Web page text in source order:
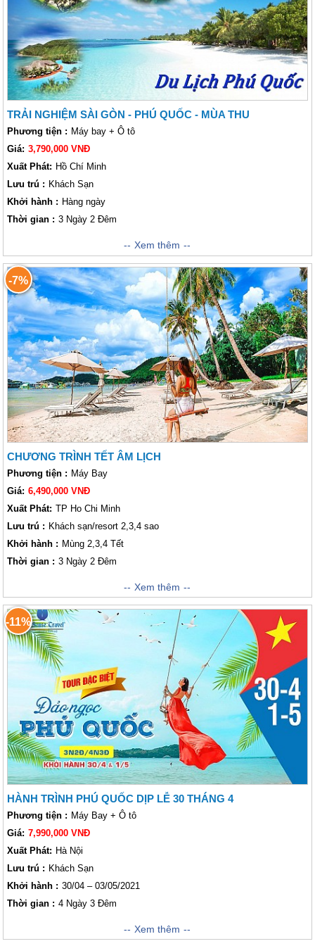
và đẹp nhất thế giới của đảo cùng với hành trình khám phá trọn vẹn Đảo
Ngọc và chương trình ra khơi câu cá, lặn ngắm san hô, khám phá đảo
hoang kỳ thú..
TRẢI NGHIỆM SÀI GÒN - PHÚ QUỐC - MÙA THU
Phương tiện : Máy bay + Ô tô
Giá: 3,790,000 VNĐ
Xuất Phát: Hồ Chí Minh
Lưu trú : Khách Sạn
Khởi hành : Hàng ngày
Thời gian : 3 Ngày 2 Đêm
Vietsense Travel giới thiệu đến quý khách Hành Trình khám phá
Phú Quốc 3 Ngày 2 Đêmvới nhiều ưu đãi, giá rẻ vô cùng hấp dẫn cùng
rất nhiều hoạt động thú vị hấp dẫn như lặn biển ngắm san hô, câu cá
mực, thăm nhà tù ,... Đồng hành cùng chúng tôi quý khách còn được
nghỉ ngơi ở những bãi biển tuyệt đẹp.Hơn thế, Lữ khách sẽ có cơ hội
thưởng thức những món ăn ngon, hấp dẫn mang đậm hương vị địa
phương. Hãy để Vietsense Travel đồng hành cùng bạn trong chuyến đi
này. Chắc chắn bạn sẽ có chuyến đi vui vẻ và đáng nhớ đấy !
Xem thêm
-7%
CHƯƠNG TRÌNH TẾT ÂM LỊCH
Phương tiện : Máy Bay
Giá: 6,490,000 VNĐ
Xuất Phát: TP Ho Chi Minh
Lưu trú : Khách sạn/resort 2,3,4 sao
Khởi hành : Mùng 2,3,4 Tết
Thời gian : 3 Ngày 2 Đêm
Nổi tiếng với những bãi biển cát trắng đáng kinh ngạc với hàng dừa và
làn nước xanh như ngọc, cảnh quan thiên nhiên hoang sơ và bầu không
khí thoải mái, Phú Quốc hiện được đánh giá là một trong những bãi biển
đẹp nhất miền Nam Việt Nam mà còn là thiên đường bãi biển hấp dẫn
nhất Việt Nam. Đảo chỉ cách đất liền 50kms và cách thành phố Hồ Chí
Minh 1 giờ bay. Phú Quốc là điểm đến lý tưởng cho những ai muốn thư
giản sau một năm dài làm việc, tự thưởng cho mình một chuyến đi cùng
gia đình để tận hưởng những gì thiên nhiên ban tặng đó là bãi cát trắng
tinh đến làn nước trong xanh mát rượi, từ những món ăn đậm chất biển
hay giấc ngủ êm đềm bên sóng biển rì rào.. chắc chắn sẽ mang đến cho
bạn một trãi nghiệm thú vị trong kỳ nghỉ chào đón năm mới.
Xem thêm
-11%
HÀNH TRÌNH PHÚ QUỐC DỊP LỄ 30 THÁNG 4
Phương tiện : Máy Bay + Ô tô
Giá: 7,990,000 VNĐ
Xuất Phát: Hà Nội
Lưu trú : Khách Sạn
Khởi hành : 30/04 – 03/05/2021
Thời gian : 4 Ngày 3 Đêm
Đảo Phú Quốc (hay còn gọi là Đảo Ngọc) là hòn đảo lớn nhất và đẹp nhất
Việt Nam, trên đảo có bãi biển cát trắng tuyệt đẹp. Các điểm tham quan
Xem thêm